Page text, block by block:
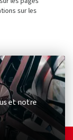
sur les
et notre